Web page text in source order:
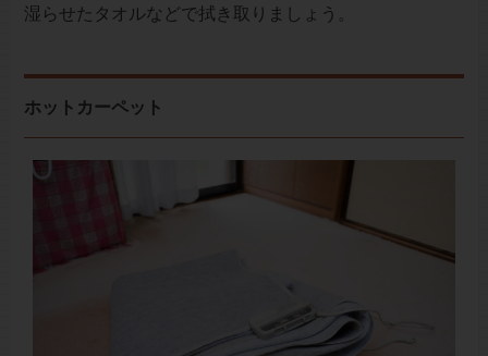
湿らせたタオルなどで拭き取りましょう。
ホットカーペット